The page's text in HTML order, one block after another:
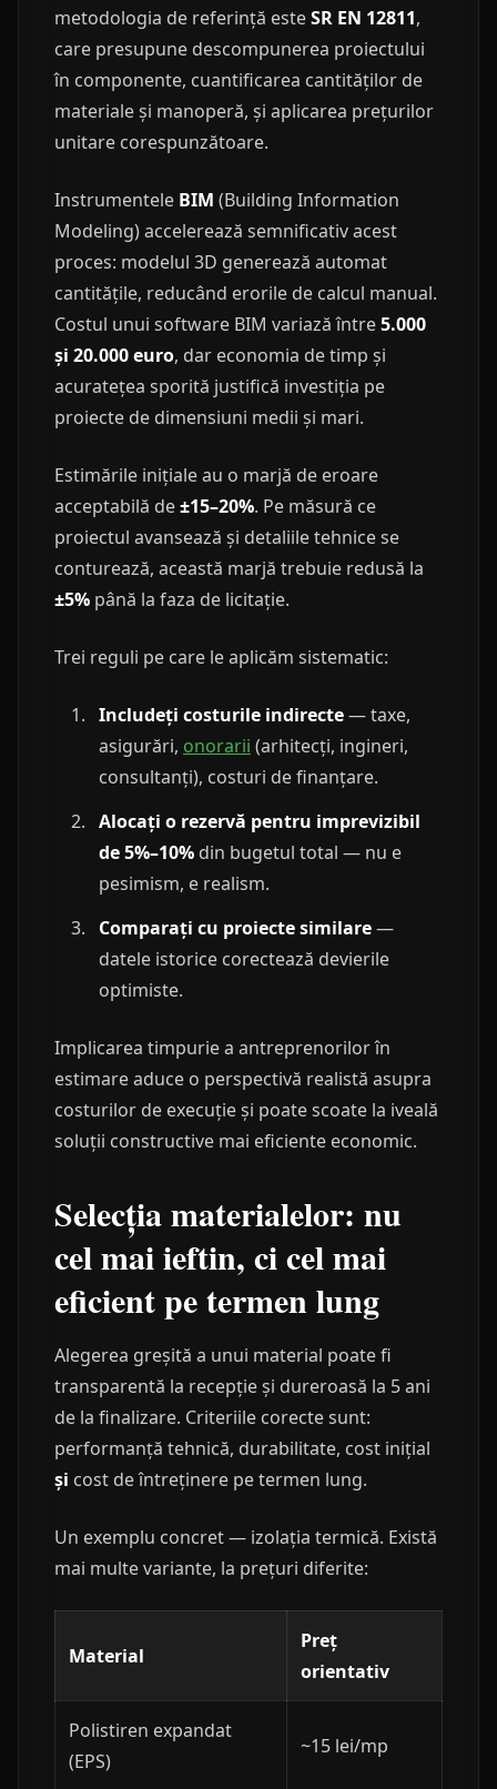
metodologia de referință esteSR EN 12811,
care presupune descompunerea proiectului
în componente, cuantificarea cantităților de
materiale și manoperă, și aplicarea prețurilor
unitare corespunzătoare.
Instrumentele BIM (Building Information
Modeling) accelerează semnificativ acest
proces: modelul 3D generează automat
cantitățile, reducând erorile de calcul manual.
Costul unui software BIM variază între5.000
și 20.000 euro, dar economia de timp și
acuratețea sporită justifică investiția pe
proiecte de dimensiuni medii și mari.
Estimările inițiale au o marjă de eroare
acceptabilă de±15–20%. Pe măsură ce
proiectul avansează și detaliile tehnice se
conturează, această marjă trebuie redusă la
±5% până la faza de licitație.
Trei reguli pe care le aplicăm sistematic:
Includeți costurile indirecte— taxe,
asigurări, onorarii (arhitecți, ingineri,
consultanți), costuri de finanțare.
Alocați o rezervă pentru imprevizibil
de 5%–10% din bugetul total — nu e
pesimism, e realism.
Comparați cu proiecte similare—
datele istorice corectează devierile
optimiste.
Implicarea timpurie a antreprenorilor în
estimare aduce o perspectivă realistă asupra
costurilor de execuție și poate scoate la iveală
soluții constructive mai eficiente economic.
Selecția materialelor: nu
cel mai ieftin, ci cel mai
eficient pe termen lung
Alegerea greșită a unui material poate fi
transparentă la recepție și dureroasă la 5 ani
de la finalizare. Criteriile corecte sunt:
performanță tehnică, durabilitate, cost inițial
și cost de întreținere pe termen lung.
Un exemplu concret — izolația termică. Există
mai multe variante, la prețuri diferite:
Material
Preț
orientativ
Polistiren expandat
(EPS)
~15 lei/mp